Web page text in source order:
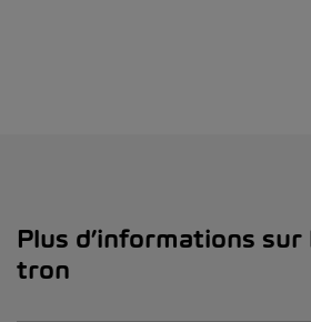
Plus d’informations sur
tron